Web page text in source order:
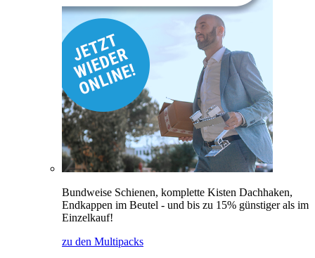
Bundweise Schienen, komplette Kisten Dachhaken,
Endkappen im Beutel - und bis zu 15% günstiger als im
Einzelkauf!
zu den Multipacks